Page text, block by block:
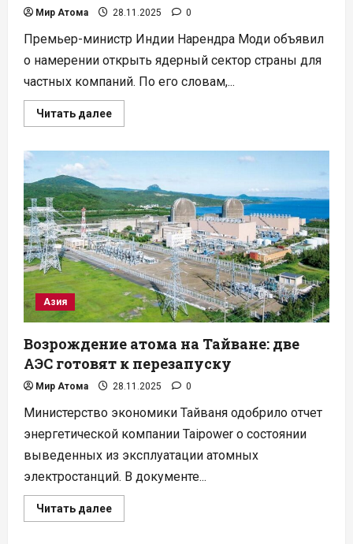
Мир Атома 28.11.2025 0
Премьер-министр Индии Нарендра Моди объявил
о намерении открыть ядерный сектор страны для
частных компаний. По его словам,...
Читать далееПрочитать
больше
отрасль
для
частного
бизнеса
и
новых
технологий
Азия
Возрождение атома на Тайване: две
АЭС готовят к перезапуску
Мир Атома 28.11.2025 0
Министерство экономики Тайваня одобрило отчет
энергетической компании Taipower о состоянии
выведенных из эксплуатации атомных
электростанций. В документе...
Читать далееПрочитать
больше